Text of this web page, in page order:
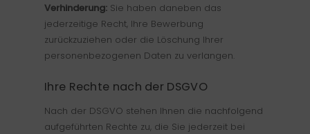
Verhinderung: Sie haben daneben das
jederzeitige Recht, Ihre Bewerbung
zurückzuziehen oder die Löschung Ihrer
personenbezogenen Daten zu verlangen.
Ihre Rechte nach der DSGVO
Nach der DSGVO stehen Ihnen die nachfolgend
aufgeführten Rechte zu, die Sie jederzeit bei